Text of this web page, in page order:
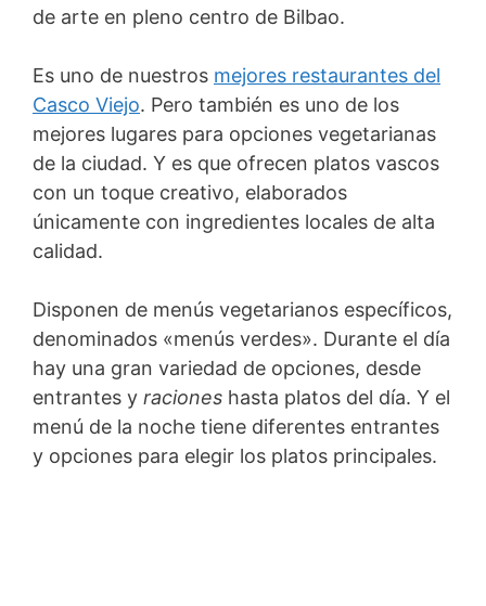
de arte en pleno centro de Bilbao.
Es uno de nuestros mejores restaurantes del
Casco Viejo. Pero también es uno de los
mejores lugares para opciones vegetarianas
de la ciudad. Y es que ofrecen platos vascos
con un toque creativo, elaborados
únicamente con ingredientes locales de alta
calidad.
Disponen de menús vegetarianos específicos,
denominados «menús verdes». Durante el día
hay una gran variedad de opciones, desde
entrantes y raciones hasta platos del día. Y el
menú de la noche tiene diferentes entrantes
y opciones para elegir los platos principales.